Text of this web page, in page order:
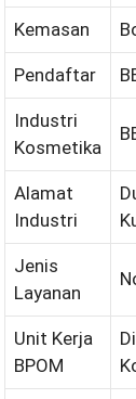
Kemasan
Pendaftar
Industri
Kosmetika
Alamat
Industri
Jenis
Layanan
Unit Kerja
BPOM